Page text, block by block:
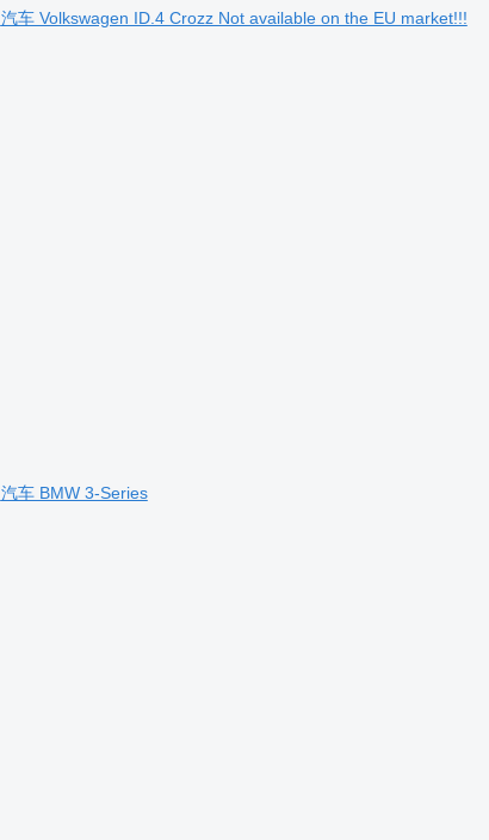
汽车 Volkswagen ID.4 Crozz Not available on the EU market!!!
汽车 BMW 3-Series